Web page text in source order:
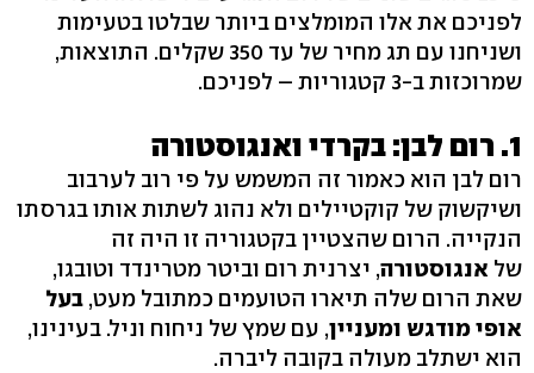
לפניכם את אלו המומלצים ביותר שבלטו בטעימות
ושניחנו עם תג מחיר של עד 350 שקלים. התוצאות,
שמרוכזות ב-3 קטגוריות – לפניכם.
1. רום לבן: בקרדי ואנגוסטורה
רום לבן הוא כאמור זה המשמש על פי רוב לערבוב
ושיקשוק של קוקטיילים ולא נהוג לשתות אותו בגרסתו
הנקייה. הרום שהצטיין בקטגוריה זו היה זה
של אנגוסטורה, יצרנית רום וביטר מטרינדד וטובגו,
שאת הרום שלה תיארו הטועמים כמתובל מעט, בעל
אופי מודגש ומעניין, עם שמץ של ניחוח וניל. בעינינו,
הוא ישתלב מעולה בקובה ליברה.